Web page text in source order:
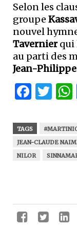
Selon les
groupe
nouvel
Tavernierqui
au parti des
Jean-
TAGS
JEAN-CLAUDE
NILOR